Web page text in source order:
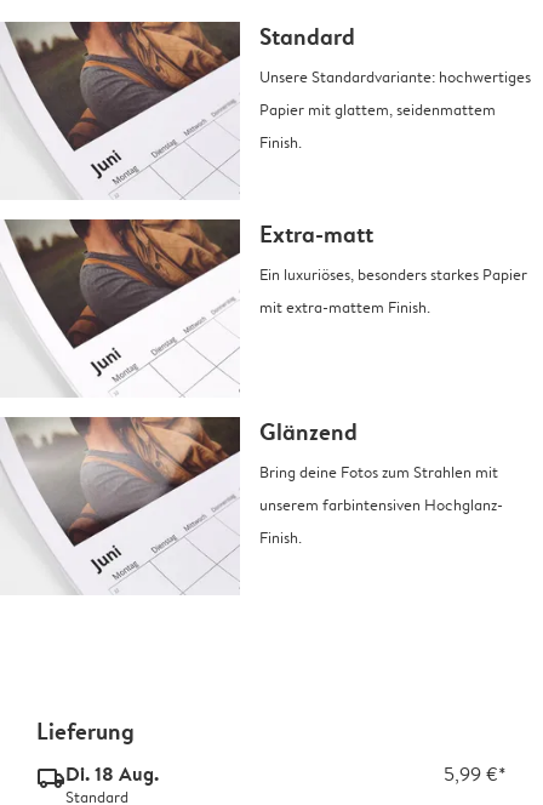
Standard
Unsere Standardvariante: hochwertiges
Papier mit glattem, seidenmattem
Finish.
Extra-matt
Ein luxuriöses, besonders starkes Papier
mit extra-mattem Finish.
Glänzend
Bring deine Fotos zum Strahlen mit
unserem farbintensiven Hochglanz-
Finish.
Lieferung
delivery_standard_v2Di. 18 Aug. 5,99 €*
Standard